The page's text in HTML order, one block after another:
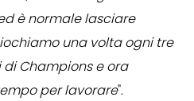
è normale lasciare
una volta ogni tre
Champions e ora
per lavorare".